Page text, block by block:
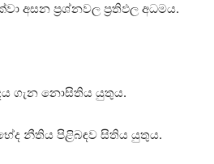
අසන ප්‍රශ්නවල ප්‍රතිඵල අධමය.
ගැන නොසිතිය යුතුය.
භේද නීතිය පිළිබඳව සිතිය යුතුය.